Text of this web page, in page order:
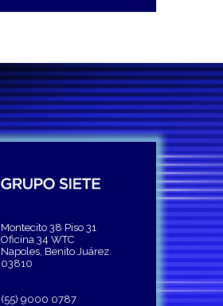
Montecito 38 Piso 31
Oficina 34 WTC
Napoles, Benito Juárez
03810
(55) 9000 0787